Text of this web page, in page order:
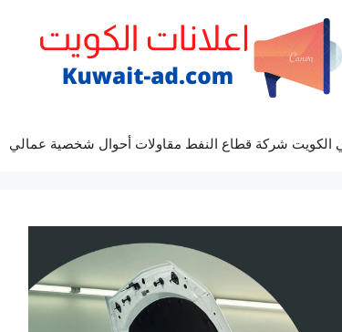
الكويت شركة قطاع النفط مقاولات أحوال شخصية عمالي